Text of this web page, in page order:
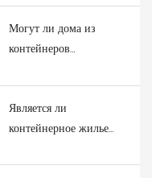
испортить ваши
инвестиции в
модульные системы?
Могут ли дома из
контейнеров
строительных лагерей в
интеллектуальные
городские решения?
Является ли
контейнерное жилье
эффективным